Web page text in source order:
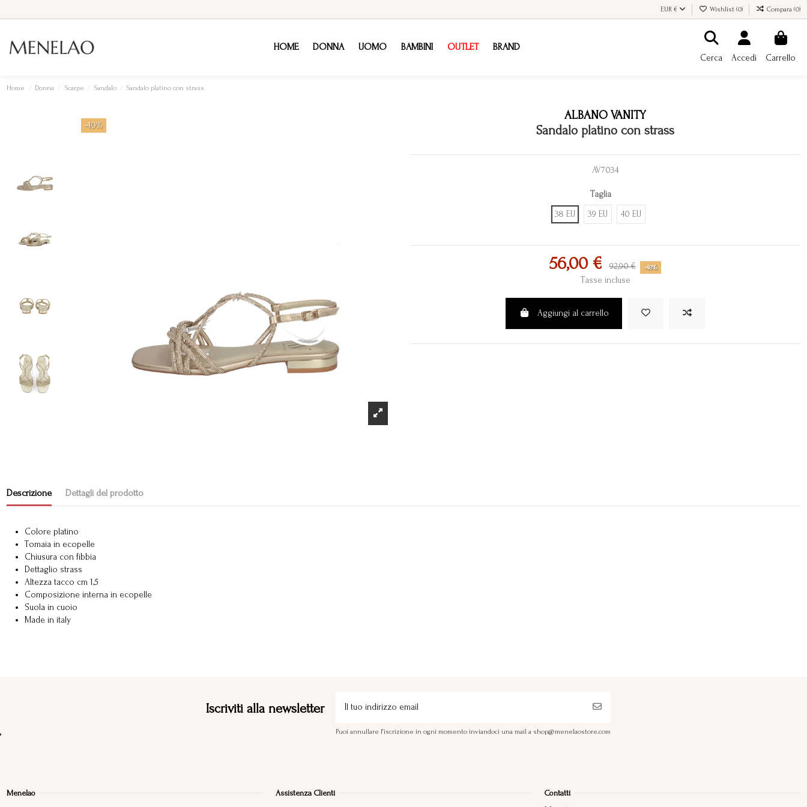
EUR € Wishlist (0) Compara (0)
HOME DONNA UOMO BAMBINI OUTLET BRAND
Cerca Accedi Carrello
Home Donna Scarpe Sandalo Sandalo platino con strass
-40% Sandalo platino con strass
ALBANO VANITY
AV7034
Taglia
38 EU
39 EU 40 EU
56,00 € 92,90 € -40%
Tasse incluse
Aggiungi al carrello
Descrizione Dettagli del prodotto
Colore platino
Tomaia in ecopelle
Chiusura con fibbia
Dettaglio strass
Altezza tacco cm 1,5
Composizione interna in ecopelle
Suola in cuoio
Made in italy
Iscriviti alla newsletter
Puoi annullare l'iscrizione in ogni momento inviandoci una mail a shop@menelaostore.com
Menelao Assistenza Clienti Contatti